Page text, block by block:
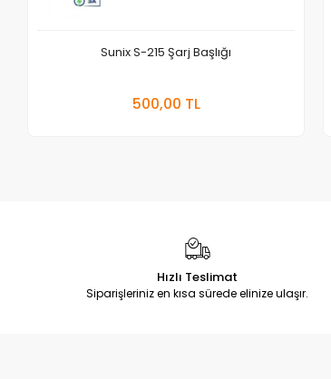
Sunix S-215 Şarj Başlığı
500,00 TL
Hızlı Teslimat
Siparişleriniz en kısa sürede elinize ulaşır.